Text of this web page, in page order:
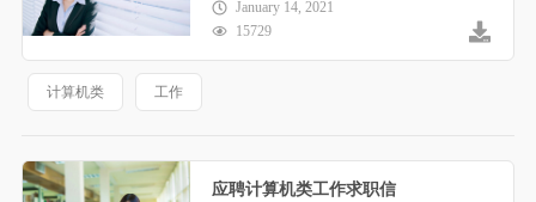
January 14, 2021
15729
计算机类 工作
应聘计算机类工作求职信